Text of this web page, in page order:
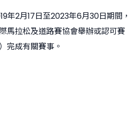
年2月17日至2023年6月30日期間，
馬拉松及道路賽協會舉辦或認可賽
完成有關賽事。